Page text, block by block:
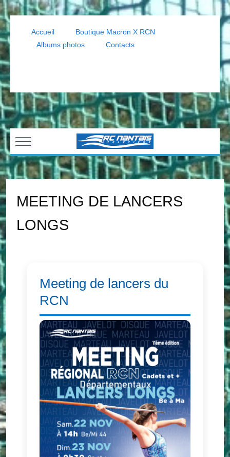
Accueil
Boutique Macron X RCN
Albums photos
Contacts
Mobile Menu Toggle
MEETING DE LANCERS
LONGS
Meeting de lancers du
RCN